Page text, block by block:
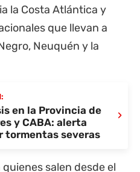
la Costa Atlántica y
que llevan a
Neuquén y la
en la Provincia de
y CABA: alerta
tormentas severas
›
salen desde el